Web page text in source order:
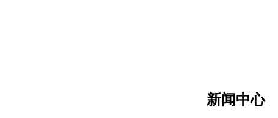
新闻中心